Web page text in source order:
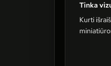
Tinka
Kurti